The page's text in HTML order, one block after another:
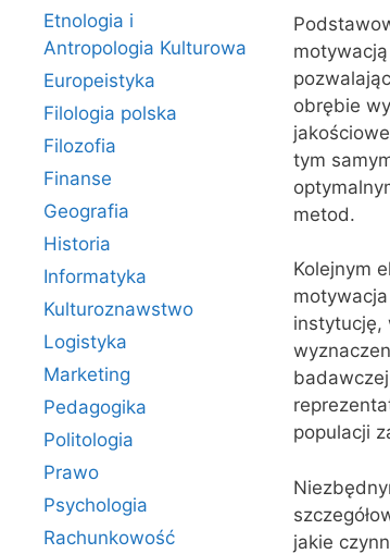
obrębie
tym
metod.
Kolejnym
instytucję,
populacji
jakie
Etnologia i
Antropologia Kulturowa
Europeistyka
Filologia polska
Filozofia
Finanse
Geografia
Historia
Informatyka
Kulturoznawstwo
Logistyka
Marketing
Pedagogika
Politologia
Prawo
Psychologia
Rachunkowość